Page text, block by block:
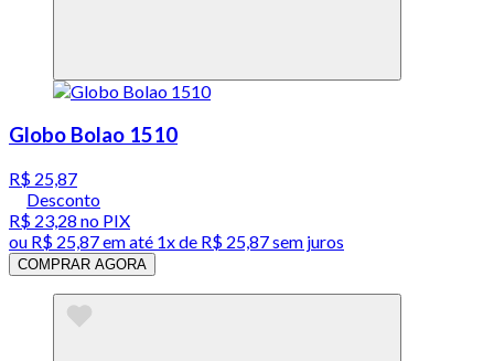
Globo Bolao 1510
R$ 25,87
Desconto
R$ 23,28 no PIX
ou R$ 25,87em até 1x de R$ 25,87sem juros
COMPRAR AGORA